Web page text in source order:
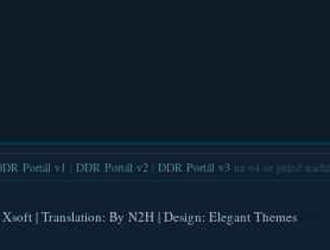
Portál v1 DDR Portál v2| DDR Portál v3na v4 se právě
Xsoft| Translation: By N2H| Design: Elegant Themes